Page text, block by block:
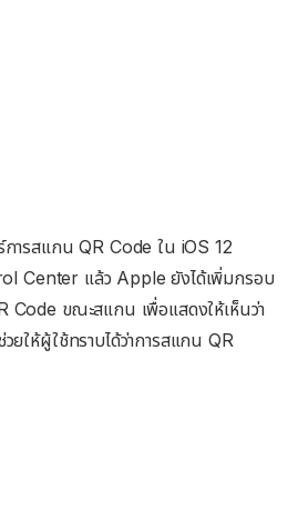
การสแกน QR Code ใน iOS 12
Center แล้ว Apple ยังได้เพิ่มกรอบ
ขณะสแกน เพื่อแสดงให้เห็นว่า
ให้ผู้ใช้ทราบได้ว่าการสแกน QR